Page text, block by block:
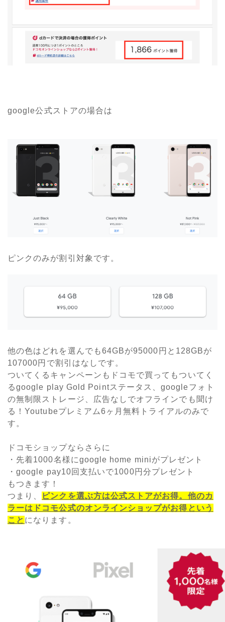
google公式ストアの場合は
ピンクのみが割引対象です。
他の色はどれを選んでも64GBが95000円と128GBが
107000円で割引はなしです。
ついてくるキャンペーンもドコモで買ってもついてく
るgoogle play Gold Pointステータス、googleフォト
の無制限ストレージ、広告なしでオフラインでも聞け
る！Youtubeプレミアム6ヶ月無料トライアルのみで
す。
ドコモショップならさらに
・先着1000名様にgoogle home miniがプレゼント
・google pay10回支払いで1000円分プレゼント
もつきます！
つまり、
ピンクを選ぶ方は公式ストアがお得。他のカ
ラーはドコモ公式のオンラインショップがお得という
こと になります。